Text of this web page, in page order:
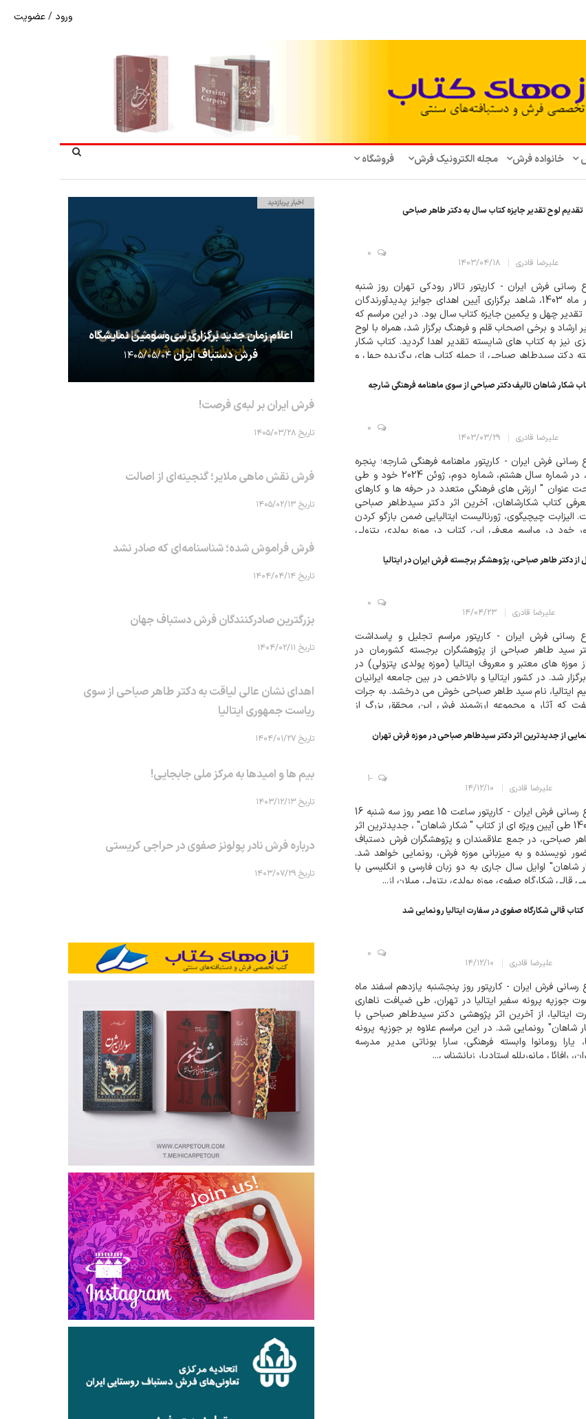
ورود /عضویت
خانواده فرش مجله الکترونیک فرش فروشگاه
تقدیم لوح تقدیر جایزه کتاب سال به دکتر طاهر صباحی
علیرضا قادری ۱۴۰۳/۰۴/۱۸
0
رسانی فرش ایران - کارپتور تالار رودکی تهران روز شنبه
شانزدهم تیر ماه 1403، شاهد برگزاری آیین اهدای جوایز پدیدآورندگان
تقدیر چهل و یکمین جایزه کتاب سال بود. در این مراسم که
ارشاد و برخی اصحاب قلم و فرهنگ برگزار شد، همراه با لوح
نیز به کتاب های شایسته تقدیر اهدا گردید. کتاب شکار
دکتر سیدطاهر صباحی از جمله کتاب های برگزیده چهل و
شکار شاهان تالیف دکتر صباحی از سوی ماهنامه فرهنگی شارجه
علیرضا قادری ۱۴۰۳/۰۳/۲۹
0
فرش ایران - کارپتور ماهنامه فرهنگی شارجه؛ پنجره
فرهنگ عرب، در شماره سال هشتم، شماره دوم، ژوئن 2024 خود و طی
عنوان " ارزش های فرهنگی متعدد در حرفه ها و کارهای
کتاب شکارشاهان، آخرین اثر دکتر سیدطاهر صباحی
الیزابت چیچیگوی، ژورنالیست ایتالیایی ضمن بازگو کردن
خود در مراسم معرفی این کتاب در موزه پولدی پتزولی
از دکتر طاهر صباحی، پژوهشگر برجسته فرش ایران در ایتالیا
علیرضا قادری ۱۴/۰۴/۲۳
0
رسانی فرش ایران - کارپتور مراسم تجلیل و پاسداشت
سید طاهر صباحی از پژوهشگران برجسته کشورمان در
های معتبر و معروف ایتالیا (موزه پولدی پتزولی) در
شد. در کشور ایتالیا و بالاخص در بین جامعه ایرانیان
ایتالیا، نام سید طاهر صباحی خوش می درخشد. به جرات
که آثار و مجموعه ارزشمند فرشِ این محقق بزرگ از
از جدیدترین اثر دکتر سیدطاهر صباحی در موزه فرش تهران
علیرضا قادری ۱۴/۱۲/۱۰
-1
سایت اطلاع رسانی فرش ایران - کارپتور ساعت 15 عصر روز سه شنبه 16
اسفند ماه 1401 طی آیین ویژه ای از کتاب " شکار شاهان" ، جدیدترین اثر
صباحی، در جمع علاقمندان و پژوهشگران فرش دستباف
نویسنده و به میزبانی موزه فرش، رونمایی خواهد شد.
شاهان" اوایل سال جاری به دو زبان فارسی و انگلیسی با
قالی شکارگاه صفوی موزه پولدی پتزولی میلان از...
کتاب قالی شکارگاه صفوی در سفارت ایتالیا رونمایی شد
علیرضا قادری ۱۴/۱۲/۱۰
0
فرش ایران - کارپتور روز پنجشنبه یازدهم اسفند ماه
دعوت جوزپه پرونه سفیر ایتالیا در تهران، طی ضیافت ناهاری
ایتالیا، از آخرین اثر پژوهشی دکتر سیدطاهر صباحی با
شاهان" رونمایی شد. در این مراسم علاوه بر جوزپه پرونه
یارا رومانوا وابسته فرهنگی، سارا بوناتی مدیر مدرسه
رافائل مانوریللو استادیار زبانشناس...
اخبار پربازدید
اعلام زمان جدید برگزاری سی‌وسومین نمایشگاه
فرش دستباف ایران۱۴۰۵/۰۵/۰۴
فرش ایران بر لبه‌ی فرصت!
تاریخ ۱۴۰۵/۰۳/۲۸
فرش نقش ماهی‌ ملایر؛ گنجینه‌ای از اصالت
تاریخ ۱۴۰۵/۰۲/۱۳
فرش فراموش شده؛ شناسنامه‌ای که صادر نشد
تاریخ ۱۴۰۴/۰۴/۱۴
بزرگترین صادرکنندگان فرش دستباف جهان
تاریخ ۱۴۰۴/۰۲/۱۱
اهدای نشان عالی لیاقت به دکتر طاهر صباحی از سوی
ریاست جمهوری ایتالیا
تاریخ ۱۴۰۴/۰۱/۲۷
بیم ها و امیدها به مرکز ملی جابجایی!
تاریخ ۱۴۰۳/۱۲/۱۳
درباره فرش نادر پولونز صفوی در حراجی کریستی
تاریخ ۱۴۰۳/۰۷/۲۹